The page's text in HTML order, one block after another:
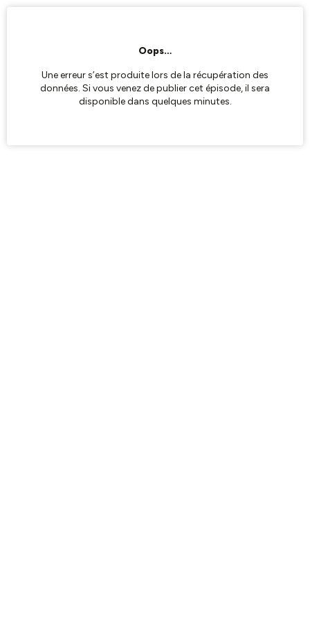
Oops…
Une erreur s’est produite lors de la récupération des
données. Si vous venez de publier cet épisode, il sera
disponible dans quelques minutes.